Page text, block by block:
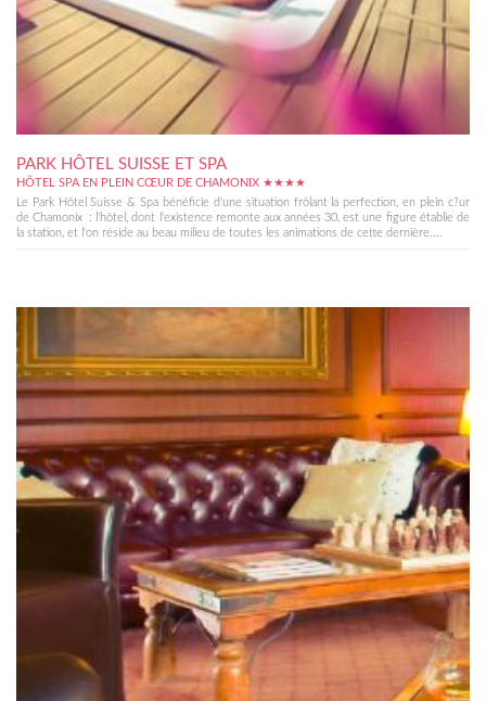
PARK HÔTEL SUISSE ET SPA
HÔTEL SPA EN PLEIN CŒUR DE CHAMONIX ★★★★
Le Park Hôtel Suisse & Spa bénéficie d'une situation frôlant la perfection, en plein c?ur
de Chamonix : l'hôtel, dont l'existence remonte aux années 30, est une figure établie de
la station, et l'on réside au beau milieu de toutes les animations de cette dernière....